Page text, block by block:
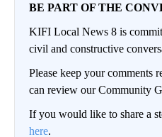
BE PART OF THE
KIFI Local News 8 is
civil and constructive
Please keep your comments
can review our Community
If you would like to share a
here.